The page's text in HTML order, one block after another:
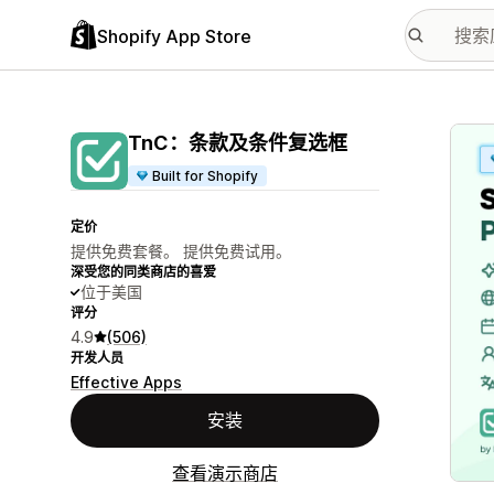
Shopify App Store
TnC：条款及条件复选框
Built for Shopify
定价
提供免费套餐。 提供免费试用。
深受您的同类商店的喜爱
位于美国
评分
4.9 (506)
开发人员
Effective Apps
安装
查看演示商店
配图